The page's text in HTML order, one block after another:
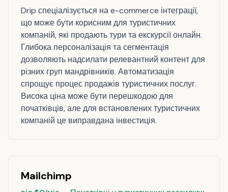
Drip спеціалізується на e-commerce інтеграції,
що може бути корисним для туристичних
компаній, які продають тури та екскурсії онлайн.
Глибока персоналізація та сегментація
дозволяють надсилати релевантний контент для
різних груп мандрівників. Автоматизація
спрощує процес продажів туристичних послуг.
Висока ціна може бути перешкодою для
початківців, але для встановлених туристичних
компаній це виправдана інвестиція.
Mailchimp